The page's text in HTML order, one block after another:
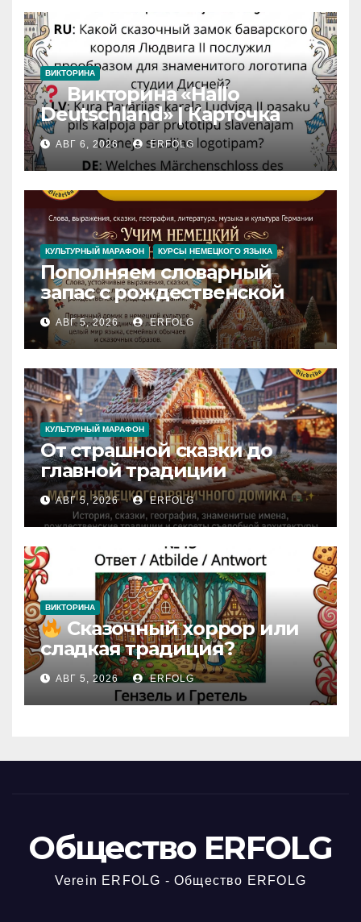
ВИКТОРИНА
Викторина «Hallo
Deutschland» | Карточка
№46
Замок вдохновения
Iedvesmas pils / Schloss der
Inspiration
АВГ 6, 2026 ERFOLG
КУЛЬТУРНЫЙ МАРАФОН КУРСЫ НЕМЕЦКОГО ЯЗЫКА
Пополняем словарный
запас с рождественской
сказкой! Учим немецкий
вместе с Lebkuchenhaus
АВГ 5, 2026 ERFOLG
КУЛЬТУРНЫЙ МАРАФОН
От страшной сказки до
главной традиции
Рождества: секреты
немецкого пряничного
домика!
АВГ 5, 2026 ERFOLG
ВИКТОРИНА
Сказочный хоррор или
сладкая традиция?
Открываем секреты
вчерашней викторины!
АВГ 5, 2026 ERFOLG
Общество ERFOLG
Verein ERFOLG - Общество ERFOLG